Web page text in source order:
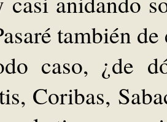
también
caso, ¿de
Coribas,